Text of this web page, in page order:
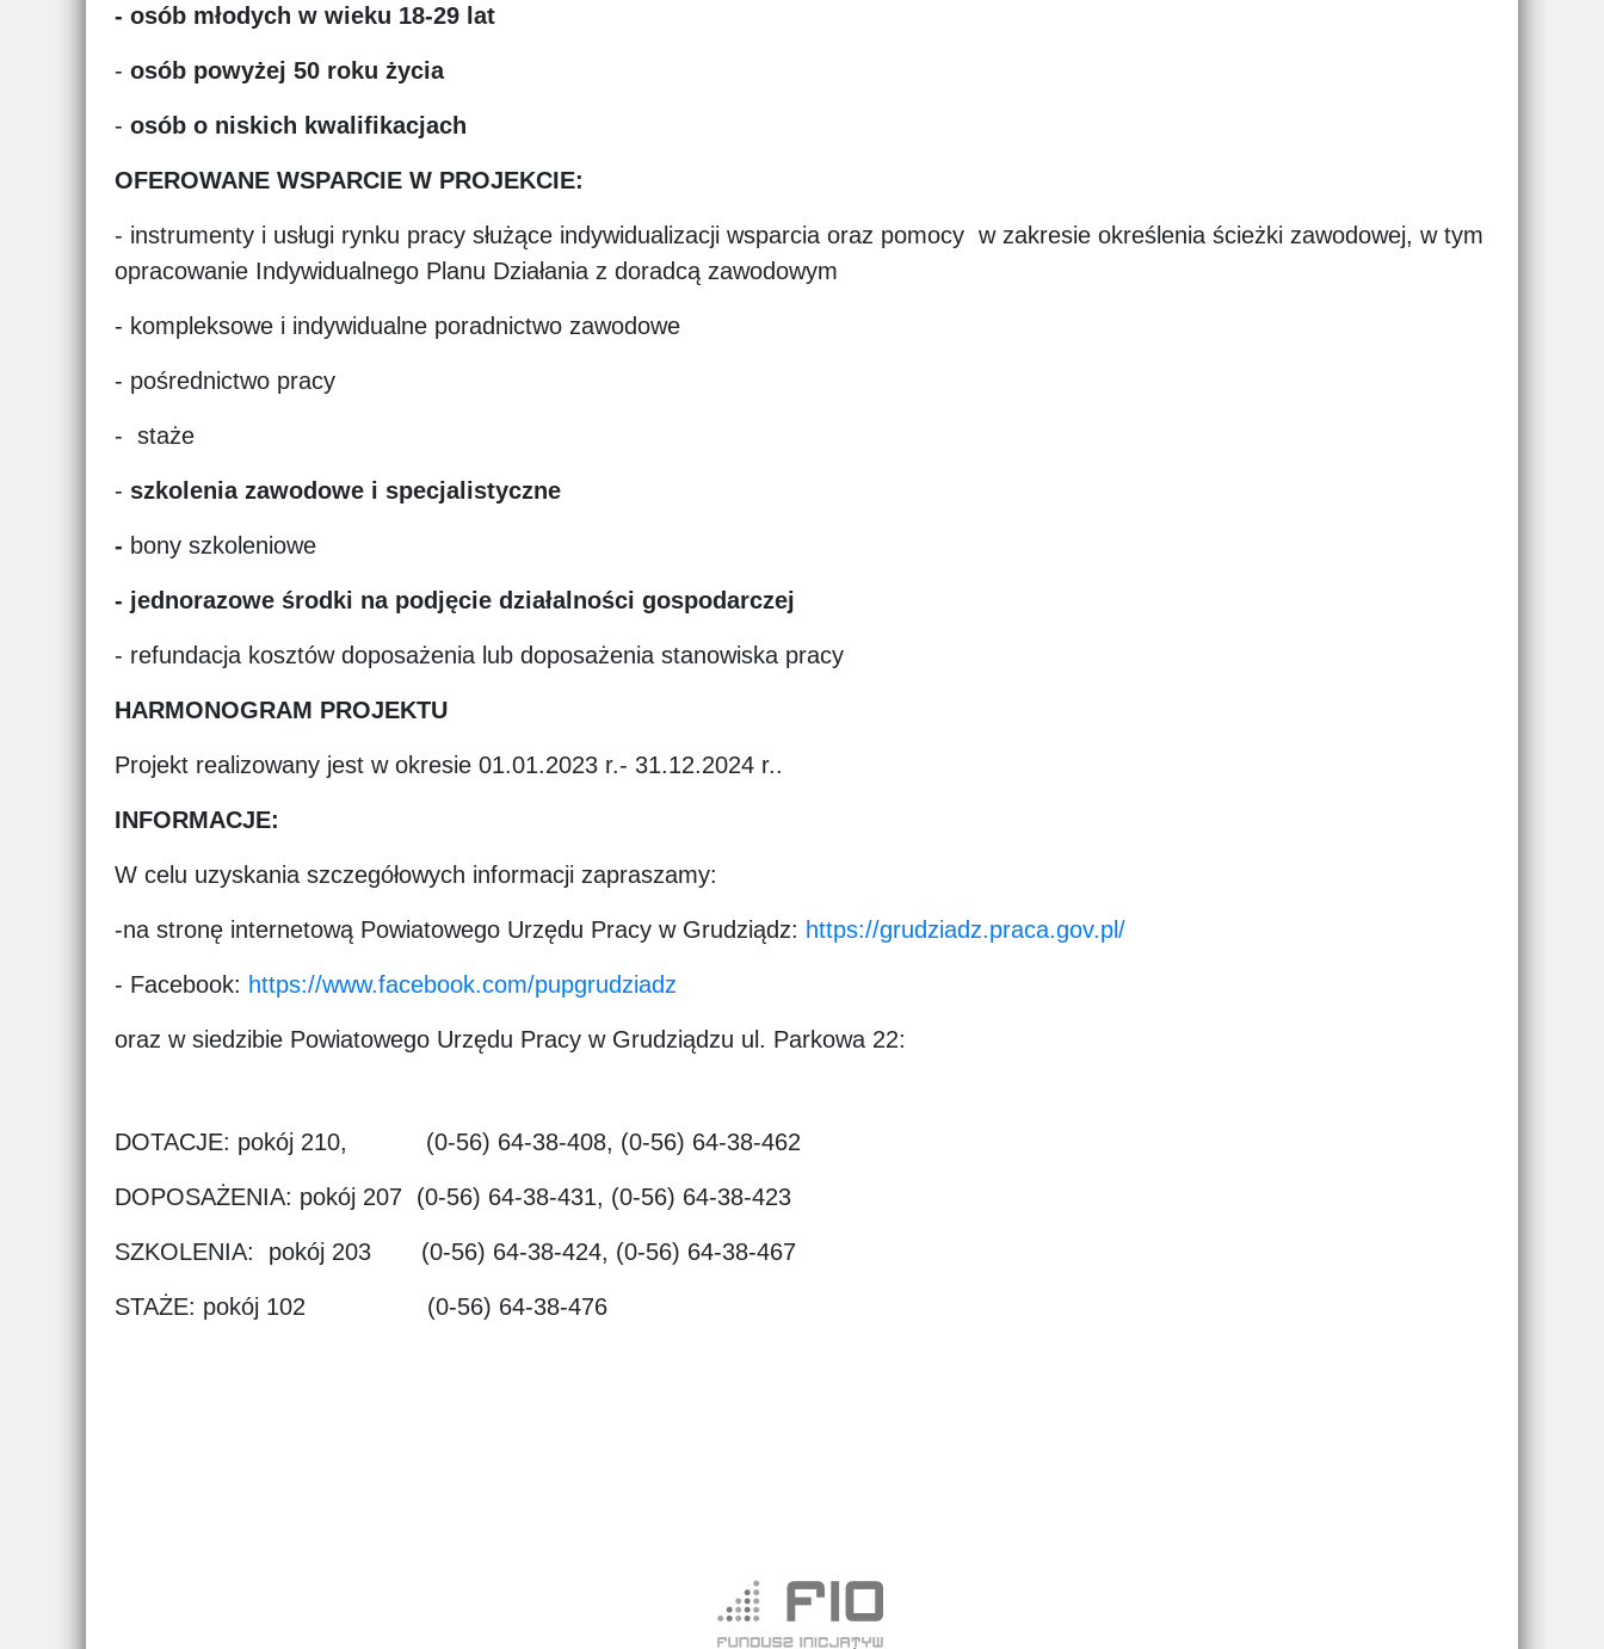
- osób młodych w wieku 18-29 lat
- osób powyżej 50 roku życia
- osób o niskich kwalifikacjach
OFEROWANE WSPARCIE W PROJEKCIE:
- instrumenty i usługi rynku pracy służące indywidualizacji wsparcia oraz pomocy w zakresie określenia ścieżki zawodowej, w tym
opracowanie Indywidualnego Planu Działania z doradcą zawodowym
- kompleksowe i indywidualne poradnictwo zawodowe
- pośrednictwo pracy
- staże
- szkolenia zawodowe i specjalistyczne
- bony szkoleniowe
- jednorazowe środki na podjęcie działalności gospodarczej
- refundacja kosztów doposażenia lub doposażenia stanowiska pracy
HARMONOGRAM PROJEKTU
Projekt realizowany jest w okresie 01.01.2023 r.- 31.12.2024 r..
INFORMACJE:
W celu uzyskania szczegółowych informacji zapraszamy:
-na stronę internetową Powiatowego Urzędu Pracy w Grudziądz: https://grudziadz.praca.gov.pl/
- Facebook: https://www.facebook.com/pupgrudziadz
oraz w siedzibie Powiatowego Urzędu Pracy w Grudziądzu ul. Parkowa 22:
DOTACJE: pokój 210, (0-56) 64-38-408, (0-56) 64-38-462
DOPOSAŻENIA: pokój 207 (0-56) 64-38-431, (0-56) 64-38-423
SZKOLENIA: pokój 203 (0-56) 64-38-424, (0-56) 64-38-467
STAŻE: pokój 102 (0-56) 64-38-476